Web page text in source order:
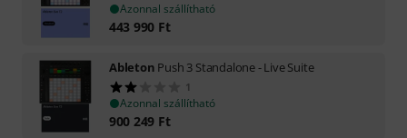
Azonnal szállítható
443 990 Ft
Ableton Push 3 Standalone - Live Suite
1
Azonnal szállítható
900 249 Ft